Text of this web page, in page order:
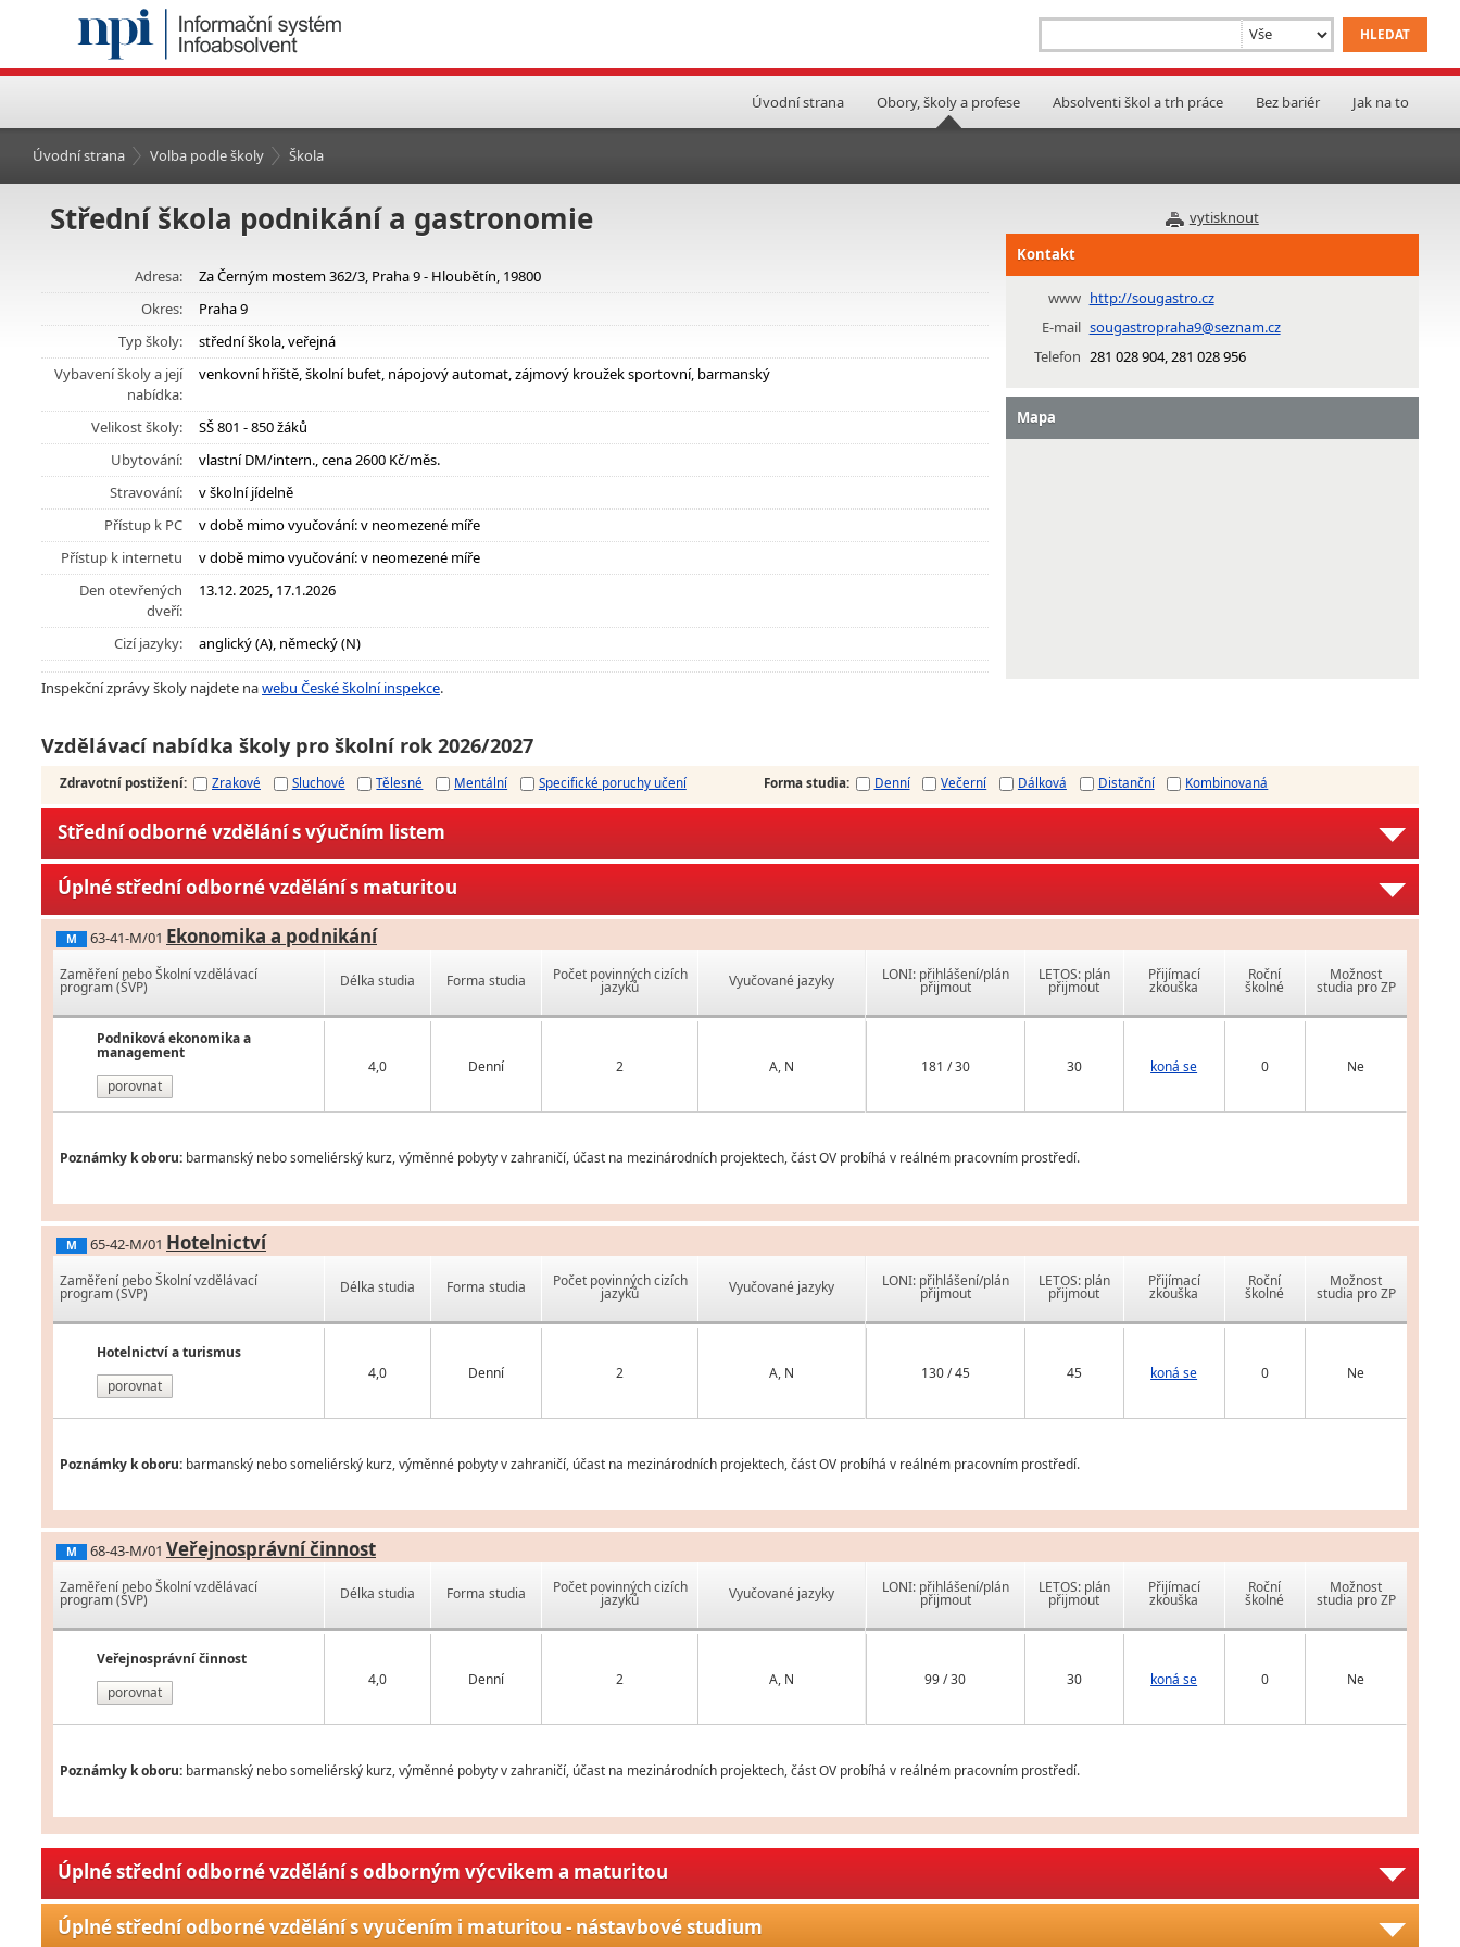
Úvodní strana Obory, školy a profese Absolventi škol a trh práce Bez bariér Jak na to
Úvodní strana Volba podle školy Škola
vytisknout
Střední škola podnikání a gastronomie
Adresa:
Za Černým mostem 362/3, Praha 9 - Hloubětín, 19800
Okres:
Praha 9
Typ školy:
střední škola, veřejná
Vybavení školy a její
nabídka:
venkovní hřiště, školní bufet, nápojový automat, zájmový kroužek sportovní, barmanský
Velikost školy:
SŠ 801 - 850 žáků
Ubytování:
vlastní DM/intern., cena 2600 Kč/měs.
Stravování:
v školní jídelně
Přístup k PC
v době mimo vyučování: v neomezené míře
Přístup k internetu
v době mimo vyučování: v neomezené míře
Den otevřených
dveří:
13.12. 2025, 17.1.2026
Cizí jazyky: anglický (A), německý (N)
Inspekční zprávy školy najdete nawebu České školní inspekce.
Kontakt
www http://sougastro.cz
E-mail sougastropraha9@seznam.cz
Telefon 281 028 904, 281 028 956
Mapa
Vzdělávací nabídka školy pro školní rok 2026/2027
Zdravotní postižení: Zrakové Sluchové Tělesné Mentální Specifické poruchy učení Forma studia: Denní Večerní Dálková Distanční Kombinovaná
Střední odborné vzdělání s výučním listem
Úplné střední odborné vzdělání s maturitou
M 63-41-M/01 Ekonomika a podnikání
Zaměření nebo Školní vzdělávací
program (ŠVP)
Podniková ekonomika a
management
porovnat
Délka studia Forma studia Počet povinných cizích
jazyků Vyučované jazyky
4,0 Denní 2 A, N
LONI: přihlášení/plán
přijmout
LETOS: plán
přijmout
Přijímací
zkouška
Roční
školné
Možnost
studia pro ZP
181 / 30 30 koná se 0 Ne
Poznámky k oboru: barmanský nebo someliérský kurz, výměnné pobyty v zahraničí, účast na mezinárodních projektech, část OV probíhá v reálném pracovním prostředí.
M 65-42-M/01 Hotelnictví
Zaměření nebo Školní vzdělávací
program (ŠVP)
Hotelnictví a turismus
porovnat
Délka studia Forma studia Počet povinných cizích
jazyků Vyučované jazyky
4,0 Denní 2 A, N
LONI: přihlášení/plán
přijmout
LETOS: plán
přijmout
Přijímací
zkouška
Roční
školné
Možnost
studia pro ZP
130 / 45 45 koná se 0 Ne
Poznámky k oboru: barmanský nebo someliérský kurz, výměnné pobyty v zahraničí, účast na mezinárodních projektech, část OV probíhá v reálném pracovním prostředí.
M 68-43-M/01 Veřejnosprávní činnost
Zaměření nebo Školní vzdělávací
program (ŠVP)
Veřejnosprávní činnost
porovnat
Délka studia Forma studia Počet povinných cizích
jazyků Vyučované jazyky
4,0 Denní 2 A, N
LONI: přihlášení/plán
přijmout
LETOS: plán
přijmout
Přijímací
zkouška
Roční
školné
Možnost
studia pro ZP
99 / 30 30 koná se 0 Ne
Poznámky k oboru: barmanský nebo someliérský kurz, výměnné pobyty v zahraničí, účast na mezinárodních projektech, část OV probíhá v reálném pracovním prostředí.
Úplné střední odborné vzdělání s odborným výcvikem a maturitou
Úplné střední odborné vzdělání s vyučením i maturitou - nástavbové studium